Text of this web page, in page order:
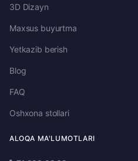
3D Dizayn
Maxsus buyurtma
Yetkazib berish
Blog
FAQ
Oshxona stollari
ALOQA MA'LUMOTLARI